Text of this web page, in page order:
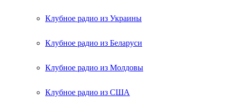
Клубное радио из Украины
Клубное радио из Беларуси
Клубное радио из Молдовы
Клубное радио из США